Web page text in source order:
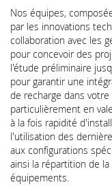
Nos équipes,
par les innovations
collaboration avec les
pour concevoir des
l'étude préliminaire
pour garantir une
de recharge dans
particulièrement en
à la fois rapidité
l'utilisation des
aux configurations
ainsi la répartition de
équipements.